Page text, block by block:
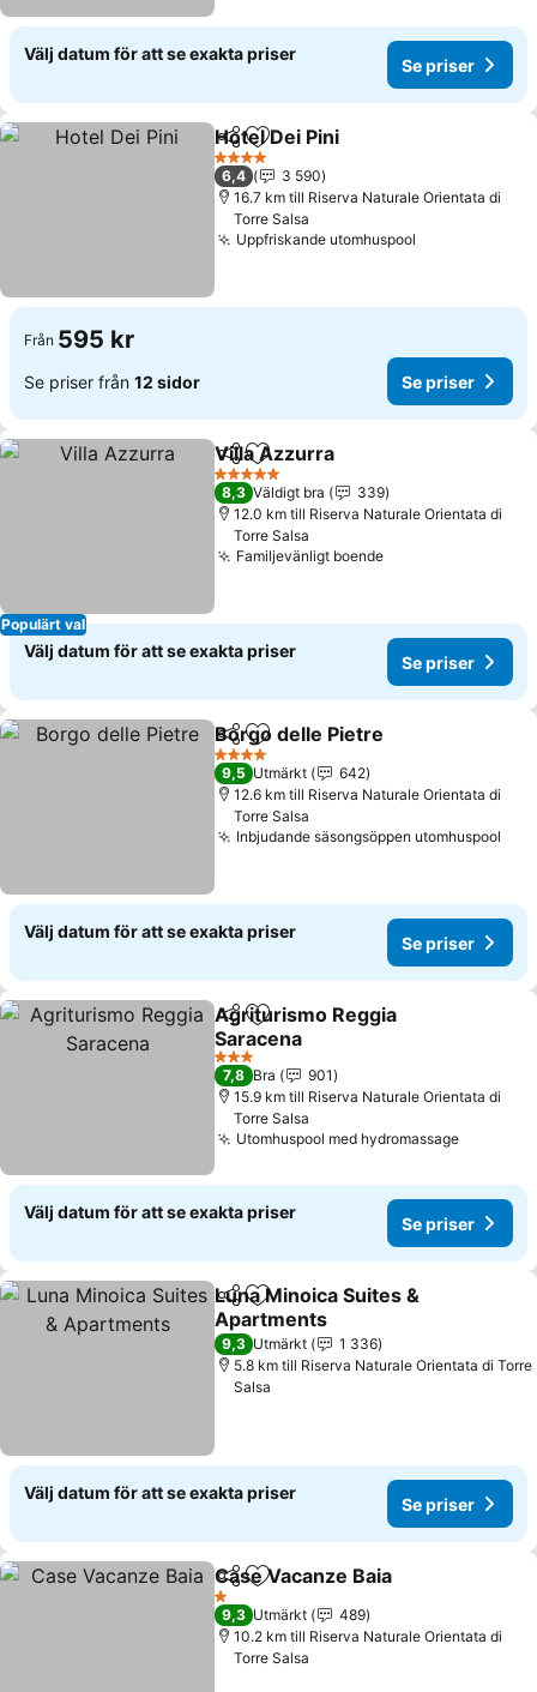
Välj datum för att se exakta priser
Se priser
Dela Lägg till i Mina Favoriter
Hotel Dei Pini
4 Stjärnor
6,4
3 590
16.7 km till Riserva Naturale Orientata di
Torre Salsa
Uppfriskande utomhuspool
Från 595 kr
Se priser från 12 sidor Se priser
Populärt val
Dela Lägg till i Mina Favoriter
Villa Azzurra
5 Stjärnor
8,3 Väldigt bra
339
12.0 km till Riserva Naturale Orientata di
Torre Salsa
Familjevänligt boende
Välj datum för att se exakta priser
Se priser
Dela Lägg till i Mina Favoriter
Borgo delle Pietre
4 Stjärnor
9,5 Utmärkt
642
12.6 km till Riserva Naturale Orientata di
Torre Salsa
Inbjudande säsongsöppen utomhuspool
Välj datum för att se exakta priser
Se priser
Dela Lägg till i Mina Favoriter
Agriturismo Reggia
Saracena
3 Stjärnor
7,8 Bra
901
15.9 km till Riserva Naturale Orientata di
Torre Salsa
Utomhuspool med hydromassage
Välj datum för att se exakta priser
Se priser
Dela Lägg till i Mina Favoriter
Luna Minoica Suites &
Apartments
9,3 Utmärkt
1 336
5.8 km till Riserva Naturale Orientata di Torre
Salsa
Välj datum för att se exakta priser
Se priser
Dela Lägg till i Mina Favoriter
Case Vacanze Baia
1 Stjärnor
9,3 Utmärkt
489
10.2 km till Riserva Naturale Orientata di
Torre Salsa